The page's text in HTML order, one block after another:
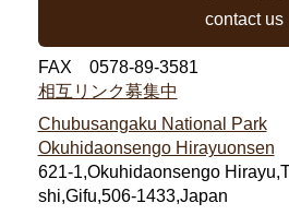
contact us
FAX 0578-89-3581
相互リンク募集中
Chubusangaku National Park
Okuhidaonsengo Hirayuonsen
621-1,Okuhidaonsengo
shi,Gifu,506-1433,Japan